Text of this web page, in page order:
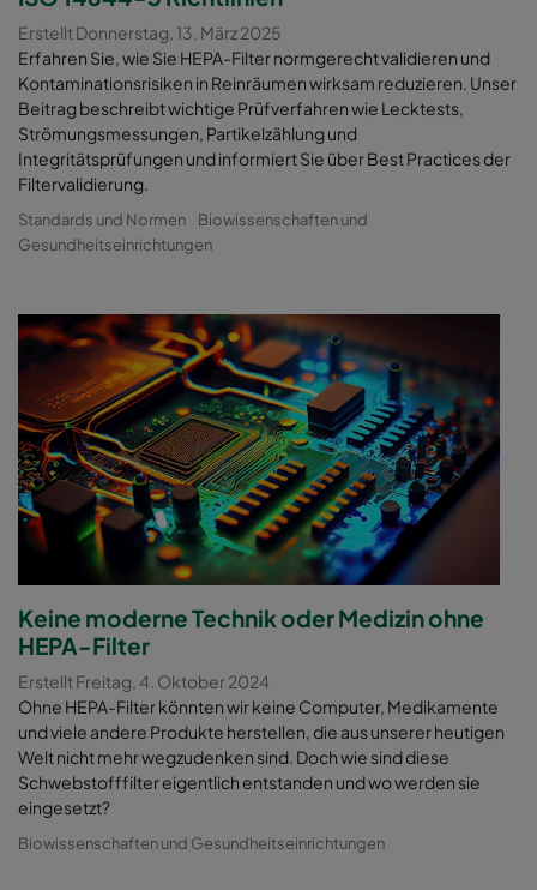
Erstellt Donnerstag, 13. März 2025
Erfahren Sie, wie Sie HEPA-Filter normgerecht validieren und
Kontaminationsrisiken in Reinräumen wirksam reduzieren. Unser
Beitrag beschreibt wichtige Prüfverfahren wie Lecktests,
Strömungsmessungen, Partikelzählung und
Integritätsprüfungen und informiert Sie über Best Practices der
Filtervalidierung.
Standards und Normen
Biowissenschaften und
Gesundheitseinrichtungen
Keine moderne Technik oder Medizin ohne
HEPA-Filter
Erstellt Freitag, 4. Oktober 2024
Ohne HEPA-Filter könnten wir keine Computer, Medikamente
und viele andere Produkte herstellen, die aus unserer heutigen
Welt nicht mehr wegzudenken sind. Doch wie sind diese
Schwebstofffilter eigentlich entstanden und wo werden sie
eingesetzt?
Biowissenschaften und Gesundheitseinrichtungen